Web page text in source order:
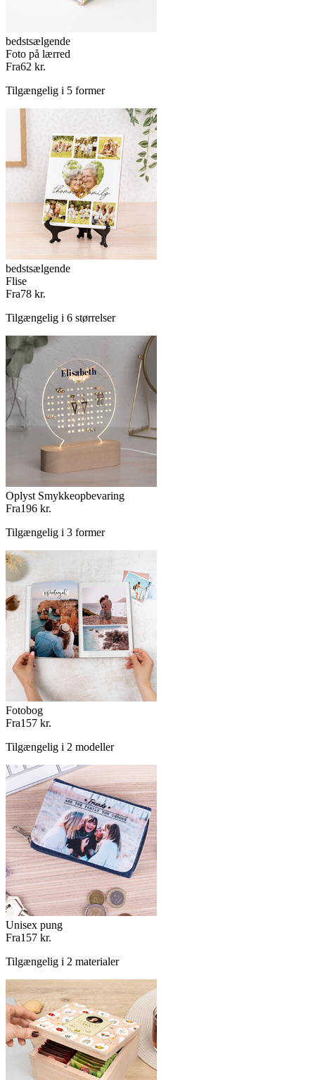
bedstsælgende
Foto på lærred
Fra62 kr.
Tilgængelig i 5 former
bedstsælgende
Flise
Fra78 kr.
Tilgængelig i 6 størrelser
Oplyst Smykkeopbevaring
Fra196 kr.
Tilgængelig i 3 former
Fotobog
Fra157 kr.
Tilgængelig i 2 modeller
Unisex pung
Fra157 kr.
Tilgængelig i 2 materialer